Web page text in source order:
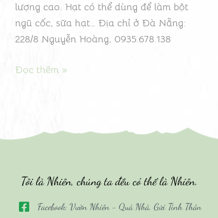
lượng cao. Hạt có thể dùng để làm bột
ngũ cốc, sữa hạt… Địa chỉ ở Đà Nẵng:
228/8 Nguyễn Hoàng, 0935.678.138
Đọc thêm »
Tôi là Nhiên, chúng ta đều có thể là Nhiên.
Facebook: Vườn Nhiên - Quà Nhà, Gửi Tình Thân